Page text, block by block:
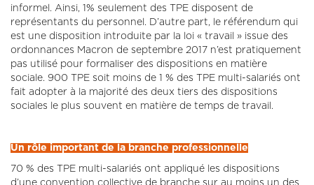
informel. Ainsi, 1% seulement des TPE disposent de
représentants du personnel. D’autre part, le référendum qui
est une disposition introduite par la loi « travail » issue des
ordonnances Macron de septembre 2017 n’est pratiquement
pas utilisé pour formaliser des dispositions en matière
sociale. 900 TPE soit moins de 1 % des TPE multi-salariés ont
fait adopter à la majorité des deux tiers des dispositions
sociales le plus souvent en matière de temps de travail.
Un rôle important de la branche professionnelle
70 % des TPE multi-salariés ont appliqué les dispositions
d’une convention collective de branche sur au moins un des